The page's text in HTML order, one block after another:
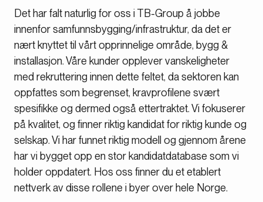
Det har falt naturlig for oss i TB-Group å jobbe
innenfor samfunnsbygging/infrastruktur, da det er
nært knyttet til vårt opprinnelige område, bygg &
installasjon. Våre kunder opplever vanskeligheter
med rekruttering innen dette feltet, da sektoren kan
oppfattes som begrenset, kravprofilene svært
spesifikke og dermed også ettertraktet. Vi fokuserer
på kvalitet, og finner riktig kandidat for riktig kunde og
selskap. Vi har funnet riktig modell og gjennom årene
har vi bygget opp en stor kandidatdatabase som vi
holder oppdatert. Hos oss finner du et etablert
nettverk av disse rollene i byer over hele Norge.